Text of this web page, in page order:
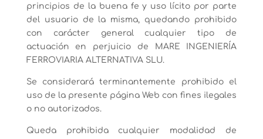
principios de la buena fe y uso lícito por parte
del usuario de la misma, quedando prohibido
con carácter general cualquier tipo de
actuación en perjuicio de MARE INGENIERÍA
FERROVIARIA ALTERNATIVA SLU.
Se considerará terminantemente prohibido el
uso de la presente página Web con fines ilegales
o no autorizados.
Queda prohibida cualquier modalidad de